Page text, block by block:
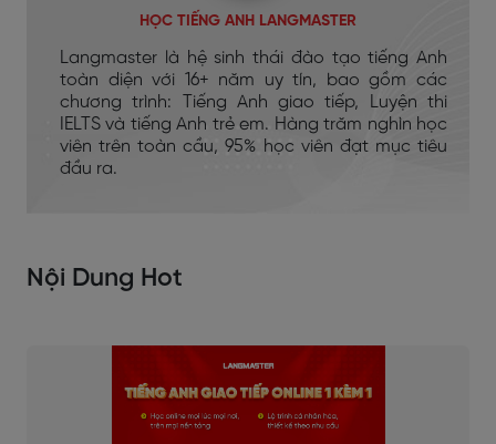
HỌC TIẾNG ANH LANGMASTER
Langmaster là hệ sinh thái đào tạo tiếng Anh
toàn diện với 16+ năm uy tín, bao gồm các
chương trình: Tiếng Anh giao tiếp, Luyện thi
IELTS và tiếng Anh trẻ em. Hàng trăm nghìn học
viên trên toàn cầu, 95% học viên đạt mục tiêu
đầu ra.
Nội Dung Hot